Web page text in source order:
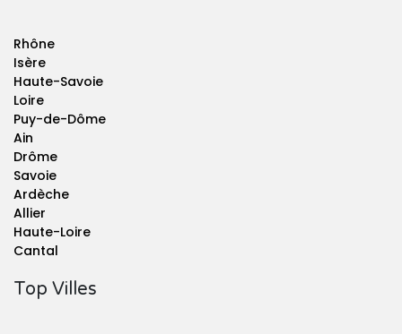
Rhône
Isère
Haute-Savoie
Loire
Puy-de-Dôme
Ain
Drôme
Savoie
Ardèche
Allier
Haute-Loire
Cantal
Top Villes